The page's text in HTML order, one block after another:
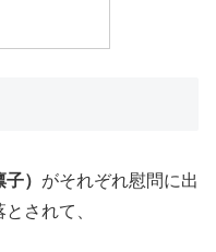
） がそれぞれ慰問に出
されて、